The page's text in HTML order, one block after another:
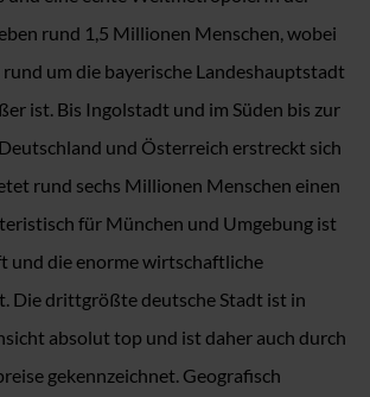
rund 1,5 Millionen Menschen, wobei
um die bayerische Landeshauptstadt
ist. Bis Ingolstadt und im Süden bis zur
und Österreich erstreckt sich
rund sechs Millionen Menschen einen
für München und Umgebung ist
und die enorme wirtschaftliche
Die drittgrößte deutsche Stadt ist in
absolut top und ist daher auch durch
gekennzeichnet. Geografisch